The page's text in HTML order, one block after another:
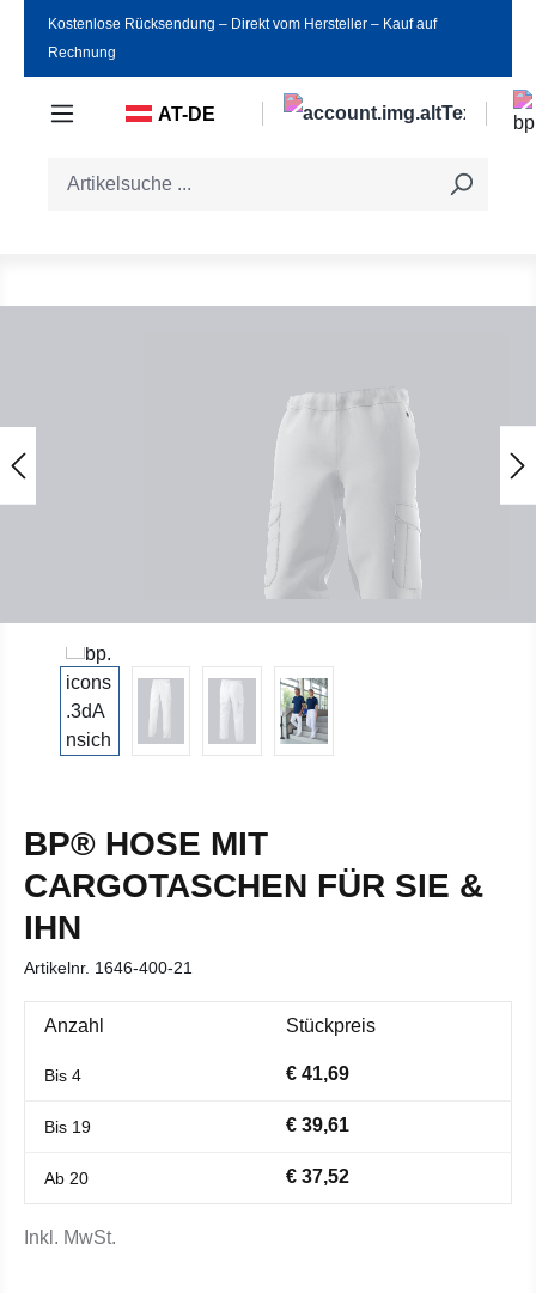
Zum Hauptinhalt springen
Kostenlose Rücksendung ‒ Direkt vom Hersteller ‒ Kauf auf
Rechnung
AT-DE
BP® HOSE MIT
CARGOTASCHEN FÜR SIE &
IHN
Artikelnr. 1646-400-21
Anzahl Stückpreis
Bis 4 € 41,69
Bis 19 € 39,61
Ab 20 € 37,52
Inkl. MwSt.